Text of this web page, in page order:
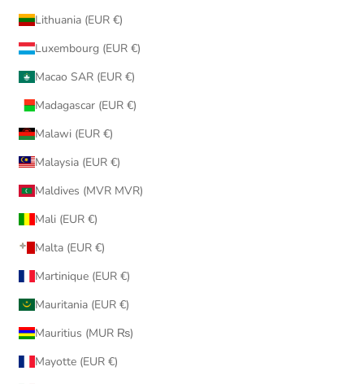
Lithuania (EUR €)
Luxembourg (EUR €)
Macao SAR (EUR €)
Madagascar (EUR €)
Malawi (EUR €)
Malaysia (EUR €)
Maldives (MVR MVR)
Mali (EUR €)
Malta (EUR €)
Martinique (EUR €)
Mauritania (EUR €)
Mauritius (MUR ₨)
Mayotte (EUR €)